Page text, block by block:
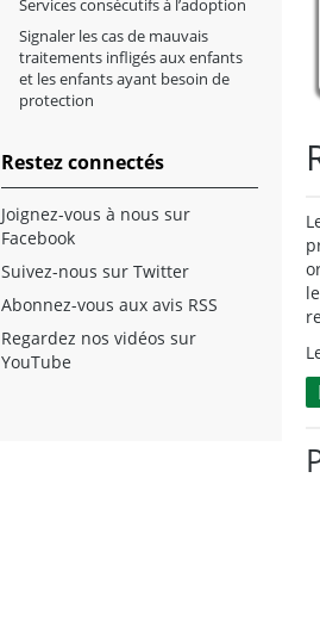
Services consécutifs à l’adoption
Signaler les cas de mauvais
traitements infligés aux enfants
et les enfants ayant besoin de
protection
Restez connectés
Joignez-vous à nous sur
Facebook
Suivez-nous sur Twitter
Abonnez-vous aux avis RSS
Regardez nos vidéos sur
YouTube